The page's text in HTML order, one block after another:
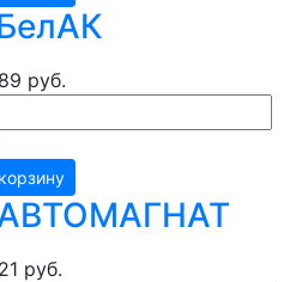
руб.
АВТОМАГНАТ
руб.